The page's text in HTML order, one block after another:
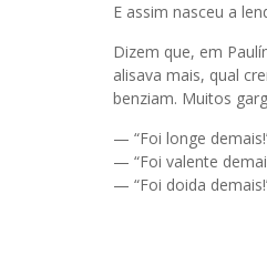
E assim nasceu a
Dizem que, em
alisava mais, qual
benziam. Muitos
— “Foi longe
— “Foi valente
— “Foi doida